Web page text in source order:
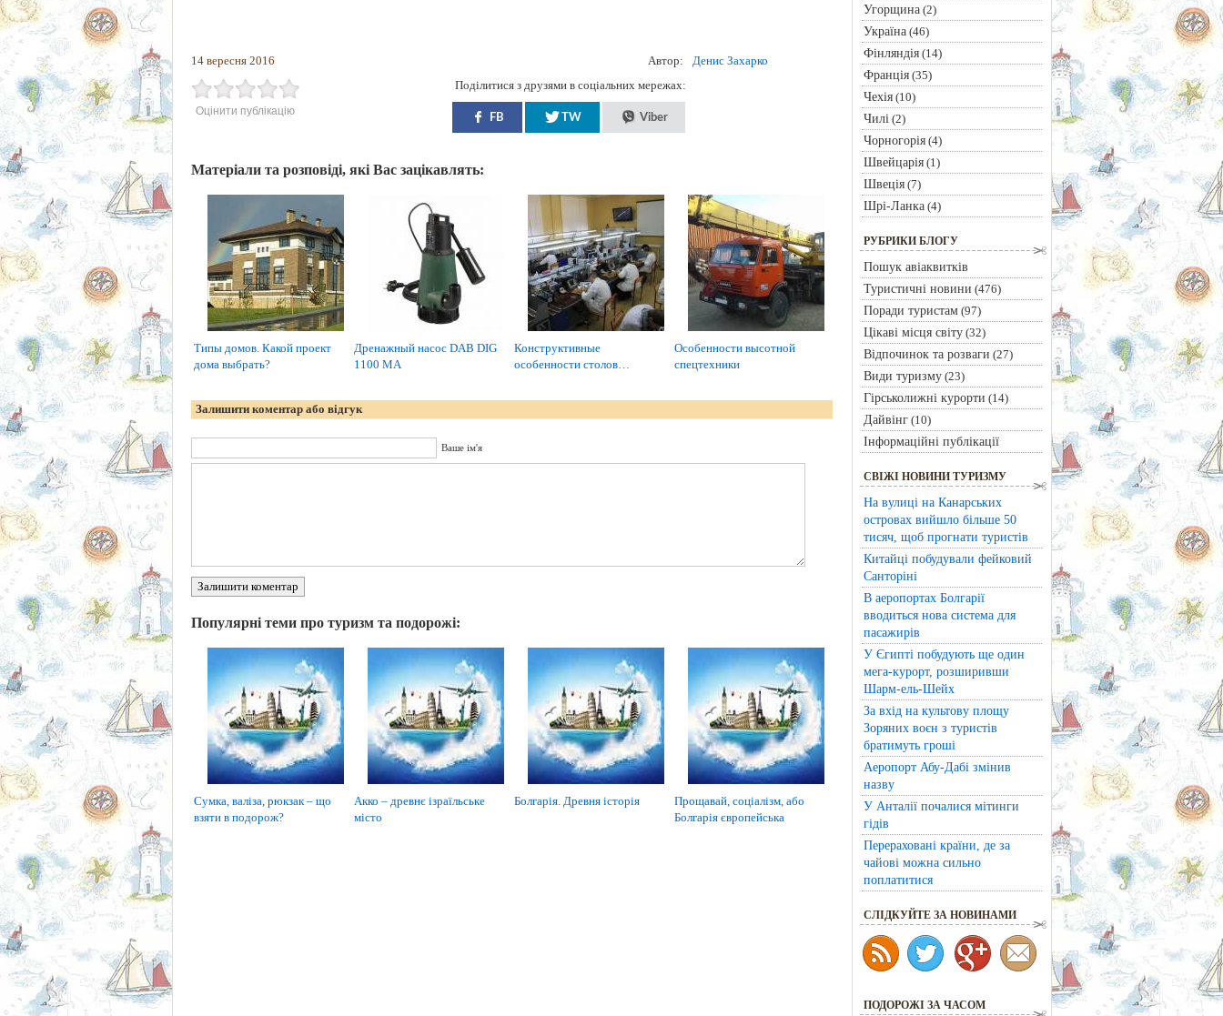
14 вересня 2016 Автор: Денис Захарко
Оцінити публікацію
Поділитися з друзями в соціальних мережах:
FB TW Viber
Матеріали та розповіді, які Вас зацікавлять:
Типы домов. Какой проект
дома выбрать?
Дренажный насос DAB DIG
1100 MA
Конструктивные
особенности столов…
Особенности высотной
спецтехники
Залишити коментар або відгук
Ваше ім'я
Залишити коментар
Популярні теми про туризм та подорожі:
Сумка, валіза, рюкзак – що
взяти в подорож?
Акко – древнє ізраїльське
місто
Болгарія. Древня історія
Прощавай, соціалізм, або
Болгарія європейська
Угорщина(2)
Україна(46)
Фінляндія(14)
Франція(35)
Чехія(10)
Чилі(2)
Чорногорія(4)
Швейцарія(1)
Швеція(7)
Шрі-Ланка(4)
РУБРИКИ БЛОГУ
Пошук авіаквитків
Туристичні новини (476)
Поради туристам(97)
Цікаві місця світу(32)
Відпочинок та розваги (27)
Види туризму(23)
Гірськолижні курорти (14)
Дайвінг(10)
Інформаційні публікації
СВІЖІ НОВИНИ ТУРИЗМУ
На вулиці на Канарських
островах вийшло більше 50
тисяч, щоб прогнати туристів
Китайці побудували фейковий
Санторіні
В аеропортах Болгарії
вводиться нова система для
пасажирів
У Єгипті побудують ще один
мега-курорт, розширивши
Шарм-ель-Шейх
За вхід на культову площу
Зоряних воєн з туристів
братимуть гроші
Аеропорт Абу-Дабі змінив
назву
У Анталії почалися мітинги
гідів
Перераховані країни, де за
чайові можна сильно
поплатитися
CЛІДКУЙТЕ ЗА НОВИНАМИ
ПОДОРОЖІ ЗА ЧАСОМ